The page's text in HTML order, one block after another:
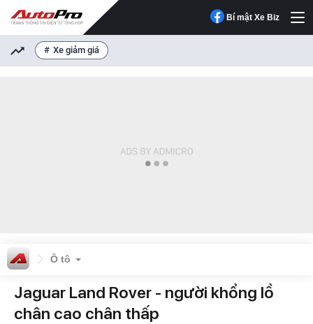
Bí mật Xe Biz
Xe giảm giá
Ô tô
Jaguar Land Rover - người khổng lồ
chân cao chân thấp